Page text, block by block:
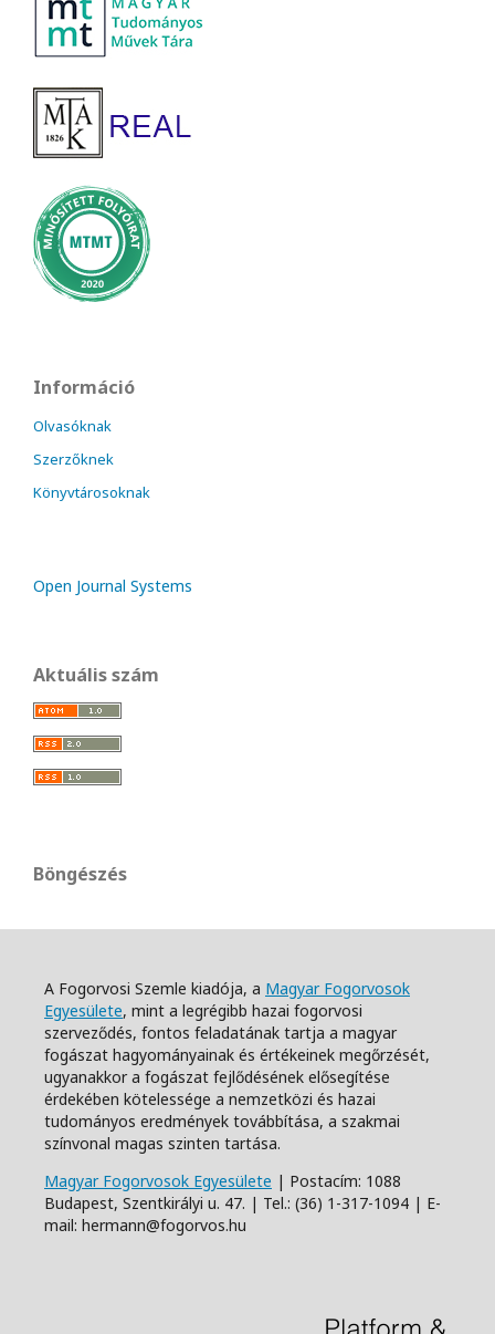
Információ
Olvasóknak
Szerzőknek
Könyvtárosoknak
Open Journal Systems
Aktuális szám
Böngészés
A Fogorvosi Szemle kiadója, a Magyar Fogorvosok
Egyesülete, mint a legrégibb hazai fogorvosi
szerveződés, fontos feladatának tartja a magyar
fogászat hagyományainak és értékeinek megőrzését,
ugyanakkor a fogászat fejlődésének elősegítése
érdekében kötelessége a nemzetközi és hazai
tudományos eredmények továbbítása, a szakmai
színvonal magas szinten tartása.
Magyar Fogorvosok Egyesülete | Postacím: 1088
Budapest, Szentkirályi u. 47. | Tel.: (36) 1-317-1094 | E-
mail: hermann@fogorvos.hu